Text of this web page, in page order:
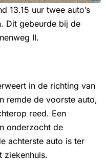
13.15 uur twee auto’s
Dit gebeurde bij de
II.
in de richting van
remde de voorste auto,
reed. Een
onderzocht de
achterste auto is ter
ziekenhuis.